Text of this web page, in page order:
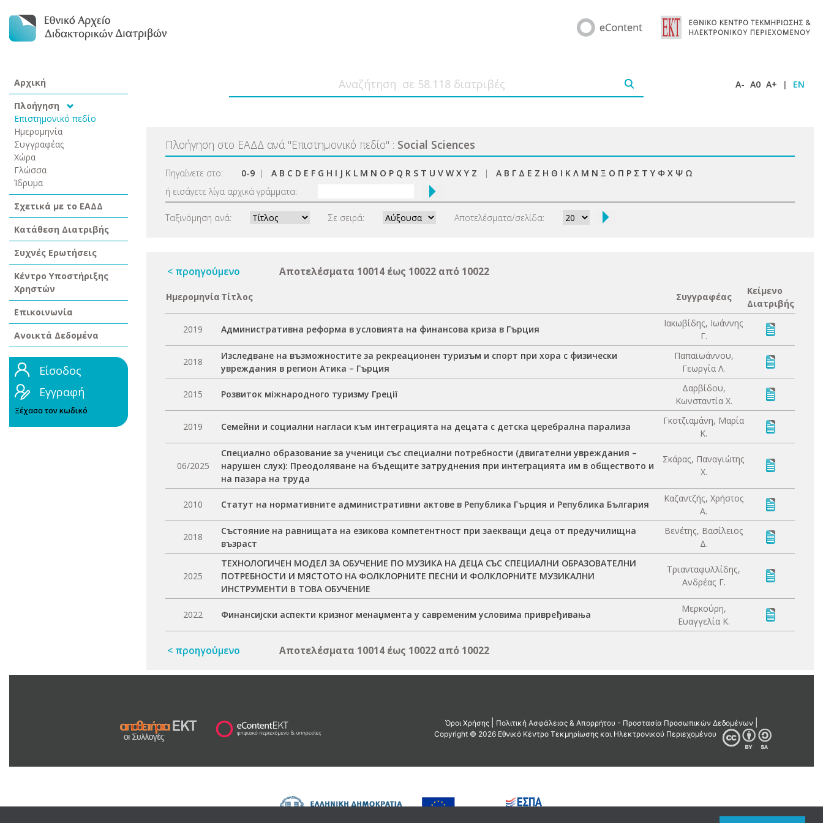
Αρχική
Πλοήγηση
Επιστημονικό πεδίο
Ημερομηνία
Συγγραφέας
Χώρα
Γλώσσα
Ίδρυμα
Σχετικά με το ΕΑΔΔ
Κατάθεση Διατριβής
Συχνές Ερωτήσεις
Κέντρο Υποστήριξης
Χρηστών
Επικοινωνία
Ανοικτά Δεδομένα
Είσοδος
Εγγραφή
Ξέχασα τον κωδικό
A- A0 A+ | EN
Πλοήγηση στο ΕΑΔΔ ανά "Επιστημονικό πεδίο" : Social Sciences
Πηγαίνετε στο: 0-9 | A B C D E F G H I J K L M N O P Q R S T U V W X Y Z | Α Β Γ Δ Ε Ζ Η Θ Ι Κ Λ Μ Ν Ξ Ο Π Ρ Σ Τ Υ Φ Χ Ψ Ω
ή εισάγετε λίγα αρχικά γράμματα:
Ταξινόμηση ανά: Σε σειρά: Αποτελέσματα/σελίδα:
< προηγούμενο Αποτελέσματα 10014 έως 10022 από 10022
Ημερομηνία Τίτλος Συγγραφέας
Κείμενο
Διατριβής
2019 Административна реформа в условията на финансова криза в Гърция
Ιακωβίδης, Ιωάννης
Γ.
2018
Изследване на възможностите за рекреационен туризъм и спорт при хора с физически
увреждания в регион Атика – Гърция
Παπαϊωάννου,
Γεωργία Λ.
2015 Розвиток міжнародного туризму Греції
Δαρβίδου,
Κωνσταντία Χ.
2019 Семейни и социални нагласи към интеграцията на децата с детска церебрална парализа
Γκοτζιαμάνη, Μαρία
Κ.
06/2025
Специално образование за ученици със специални потребности (двигателни увреждания –
нарушен слух): Преодоляване на бъдещите затруднения при интеграцията им в обществото и
на пазара на труда
Σκάρας, Παναγιώτης
Χ.
2010 Статут на нормативните административни актове в Република Гърция и Република България
Καζαντζής, Χρήστος
Α.
2018
Състояние на равнищата на езикова компетентност при заекващи деца от предучилищна
възраст
Βενέτης, Βασίλειος
Δ.
2025
ТЕХНОЛОГИЧЕН МОДЕЛ ЗА ОБУЧЕНИЕ ПО МУЗИКА НА ДЕЦА СЪС СПЕЦИАЛНИ ОБРАЗОВАТЕЛНИ
ПОТРЕБНОСТИ И МЯСТОТО НА ФОЛКЛОРНИТЕ ПЕСНИ И ФОЛКЛОРНИТЕ МУЗИКАЛНИ
ИНСТРУМЕНТИ В ТОВА ОБУЧЕНИЕ
Τριανταφυλλίδης,
Ανδρέας Γ.
2022 Финансијски аспекти кризног менаџмента у савременим условима привређивања
Μερκούρη,
Ευαγγελία Κ.
< προηγούμενο Αποτελέσματα 10014 έως 10022 από 10022